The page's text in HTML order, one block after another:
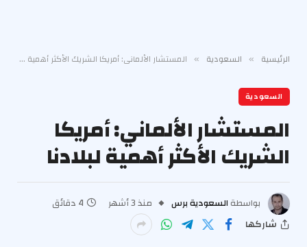
الرئيسية » السعودية » المستشار الألماني: أمريكا الشريك الأكثر أهمية لبلادنا
السعودية
المستشار الألماني: أمريكا
الشريك الأكثر أهمية لبلادنا
بواسطة السعودية برس منذ 3 أشهر
4 دقائق
شاركها